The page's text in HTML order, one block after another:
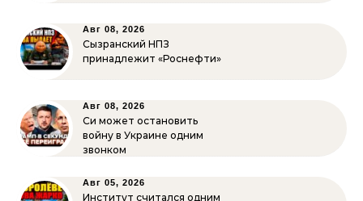
Авг 08, 2026
Сызранский НПЗ
принадлежит «Роснефти»
Авг 08, 2026
Си может остановить
войну в Украине одним
звонком
Авг 05, 2026
Институт считался одним